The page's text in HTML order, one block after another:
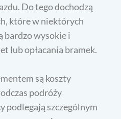
Do tego dochodzą
które w niektórych
bardzo wysokie i
lub opłacania bramek.
są koszty
podróży
podlegają szczególnym